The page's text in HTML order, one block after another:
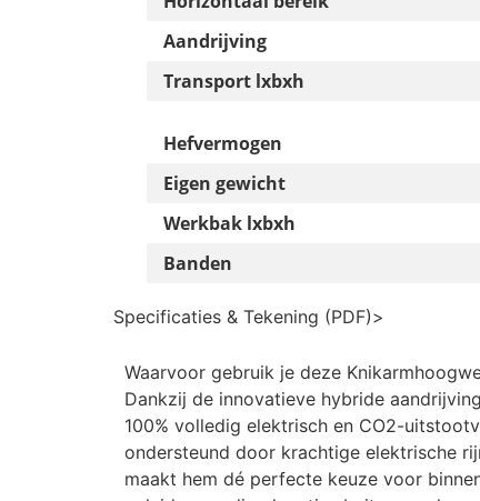
Aandrijving
Transport lxbxh
Hefvermogen
Eigen gewicht
Werkbak lxbxh
Banden
Specificaties & Tekening (PDF)>
Waarvoor gebruik je deze
Dankzij de innovatieve hybride
100% volledig elektrisch en CO2-
ondersteund door krachtige elektrische
maakt hem dé perfecte keuze voor